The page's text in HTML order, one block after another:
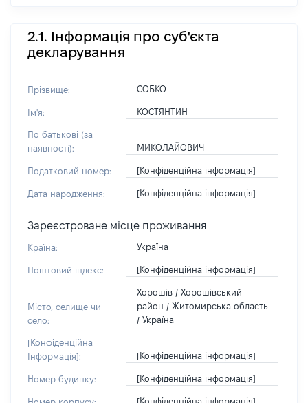
2.1. Інформація про суб'єкта
декларування
Прізвище: СОБКО
Ім'я: КОСТЯНТИН
По батькові (за
наявності):
МИКОЛАЙОВИЧ
Податковий номер: [Конфіденційна інформація]
Дата народження: [Конфіденційна інформація]
Зареєстроване місце проживання
Країна: Україна
Поштовий індекс: [Конфіденційна інформація]
Місто, селище чи
село:
Хорошів / Хорошівський
район / Житомирська область
/ Україна
[Конфіденційна
Інформація]:
[Конфіденційна інформація]
Номер будинку: [Конфіденційна інформація]
[Конфіденційна інформація]